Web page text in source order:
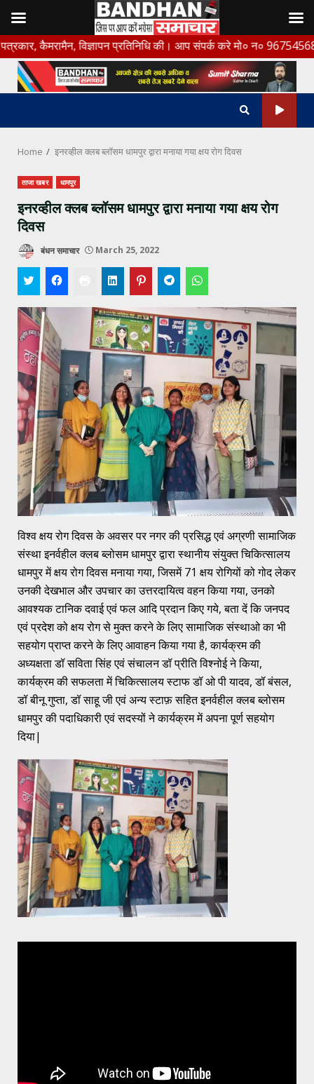
Skip
to
content
विज्ञापन प्रतिनिधि की। आप संपर्क करे मो० न० 9675456888
Home इनरव्हील क्लब ब्लॉसम धामपुर द्वारा मनाया गया क्षय रोग दिवस
ताजा खबर धामपुर
इनरव्हील क्लब ब्लॉसम धामपुर द्वारा मनाया गया क्षय रोग
दिवस
बंधन समाचार March 25, 2022
विश्व क्षय रोग दिवस के अवसर पर नगर की प्रसिद्ध एवं अग्रणी सामाजिक
संस्था इनर्वहील क्लब ब्लोसम धामपुर द्वारा स्थानीय संयुक्त चिकित्सालय
धामपुर में क्षय रोग दिवस मनाया गया, जिसमें 71 क्षय रोगियों को गोद लेकर
उनकी देखभाल और उपचार का उत्तरदायित्व वहन किया गया, उनको
आवश्यक टानिक दवाई एवं फल आदि प्रदान किए गये, बता दें कि जनपद
एवं प्रदेश को क्षय रोग से मुक्त करने के लिए सामाजिक संस्थाओ का भी
सहयोग प्राप्त करने के लिए आवाहन किया गया है, कार्यक्रम की
अध्यक्षता डॉ सविता सिंह एवं संचालन डॉ प्रीति विश्नोई ने किया,
कार्यक्रम की सफलता में चिकित्सालय स्टाफ डॉ ओ पी यादव, डॉ बंसल,
डॉ बीनू गुप्ता, डॉ साहू जी एवं अन्य स्टाफ़ सहित इनर्वहील क्लब ब्लोसम
धामपुर की पदाधिकारी एवं सदस्यों ने कार्यक्रम में अपना पूर्ण सहयोग
दिया|